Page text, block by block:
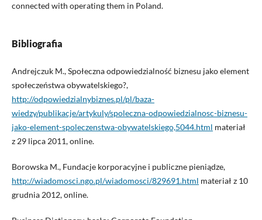
connected with operating them in Poland.
Bibliografia
Andrejczuk M., Społeczna odpowiedzialność biznesu jako element
społeczeństwa obywatelskiego?,
http://odpowiedzialnybiznes.pl/pl/baza-
wiedzy/publikacje/artykuly/spoleczna-odpowiedzialnosc-biznesu-
jako-element-spoleczenstwa-obywatelskiego,5044.html materiał
z 29 lipca 2011, online.
Borowska M., Fundacje korporacyjne i publiczne pieniądze,
http://wiadomosci.ngo.pl/wiadomosci/829691.html materiał z 10
grudnia 2012, online.